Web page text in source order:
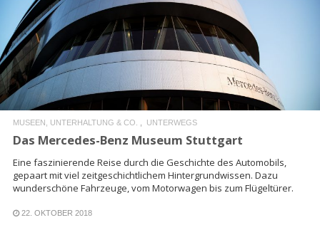
READ MORE
MUSEEN, UNTERHALTUNG & CO. UNTERWEGS
Das Mercedes-Benz Museum Stuttgart
Eine faszinierende Reise durch die Geschichte des Automobils,
gepaart mit viel zeitgeschichtlichem Hintergrundwissen. Dazu
wunderschöne Fahrzeuge, vom Motorwagen bis zum Flügeltürer.
22. OKTOBER 2018